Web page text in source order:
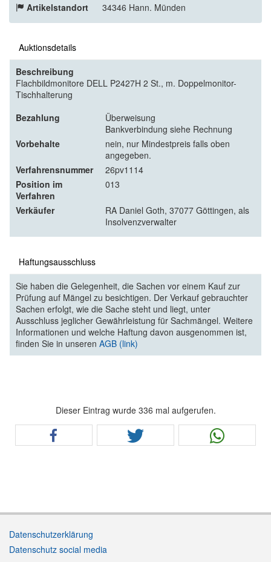
Artikelstandort
34346 Hann. Münden
Auktionsdetails
Beschreibung
Flachbildmonitore DELL P2427H 2 St., m. Doppelmonitor-
Tischhalterung
Bezahlung
Überweisung
Bankverbindung siehe Rechnung
Vorbehalte
nein, nur Mindestpreis falls oben
angegeben.
Verfahrensnummer
26pv1114
Position im
Verfahren
013
Verkäufer
RA Daniel Goth, 37077 Göttingen, als
Insolvenzverwalter
Haftungsausschluss
Sie haben die Gelegenheit, die Sachen vor einem Kauf zur
Prüfung auf Mängel zu besichtigen. Der Verkauf gebrauchter
Sachen erfolgt, wie die Sache steht und liegt, unter
Ausschluss jeglicher Gewährleistung für Sachmängel. Weitere
Informationen und welche Haftung davon ausgenommen ist,
finden Sie in unseren AGB (link)
Dieser Eintrag wurde 336 mal aufgerufen.
Datenschutzerklärung
Datenschutz social media